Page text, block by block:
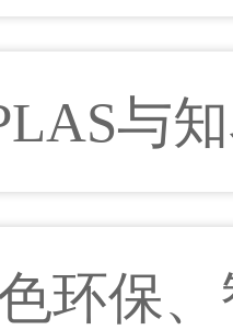
业新趋
与
预告汽
环保